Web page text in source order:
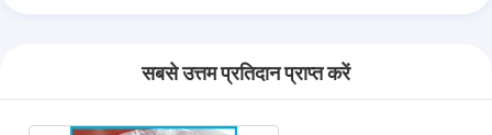
सबसे उत्तम प्रतिदान प्राप्त करें